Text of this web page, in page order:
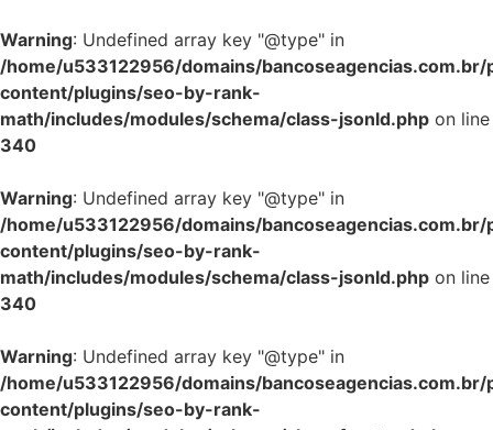
Warning: Undefined array key "@type" in
/home/u533122956/domains/
content/plugins/seo-by-rank-
math/includes/modules/schema/class-jsonld.php on line
340
Warning: Undefined array key "@type" in
/home/u533122956/domains/
content/plugins/seo-by-rank-
math/includes/modules/schema/class-jsonld.php on line
340
Warning: Undefined array key "@type" in
/home/u533122956/domains/
content/plugins/seo-by-rank-